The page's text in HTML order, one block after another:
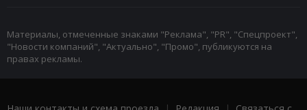
Материалы, отмеченные знаками "Реклама", "PR", "Спецпроект",
"Новости компаний", "Актуально", "Промо", публикуются на
правах рекламы.